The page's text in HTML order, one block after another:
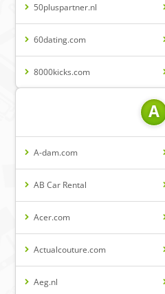
50pluspartner.nl
60dating.com
8000kicks.com
A
A-dam.com
AB Car Rental
Acer.com
Actualcouture.com
Aeg.nl